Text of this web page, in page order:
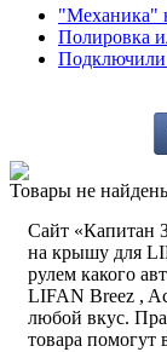
"Механика"
Полировка
Подключили
Товары не
Сайт «Капитан
на крышу для
рулем какого
LIFAN Breez ,
любой вкус.
товара помогут